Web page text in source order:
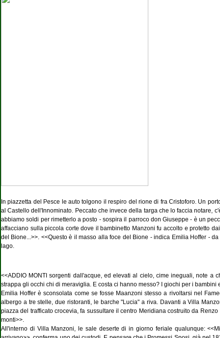
In piazzetta del Pesce le auto tolgono il respiro del rione di fra Cristoforo. Un
al Castello dell'Innominato. Peccato che invece della targa che lo faccia notare,
abbiamo soldi per rimetterlo a posto - sospira il parroco don Giuseppe - è un
affacciano sulla piccola corte dove il bambinetto Manzoni fu accolto e protetto
del Bione...>>. <<Questo è il masso alla foce del Bione - indica Emilia Hoffer -
lago.
<<ADDIO MONTI sorgenti dall'acque, ed elevati al cielo, cime ineguali, note
strappa gli occhi chi di meraviglia. E costa ci hanno messo? I giochi per i bambini
Emilia Hoffer è sconsolata come se fosse Maanzoni stesso a rivoltarsi nel
albergo a tre stelle, due ristoranti, le barche "Lucia" a riva. Davanti a Villa
piazza del trafficato crocevia, fa sussultare il centro Meridiana costruito da
monti>>.
All'interno di Villa Manzoni, le sale deserte di in giorno feriale qualunque: